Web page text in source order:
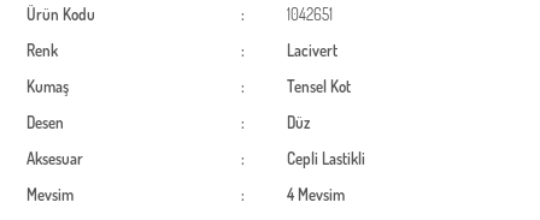
Ürün Kodu :
1042651
Renk
:
Lacivert
Kumaş
: Tensel Kot
Desen
:
Düz
Aksesuar
: Cepli Lastikli
Mevsim
:
4 Mevsim